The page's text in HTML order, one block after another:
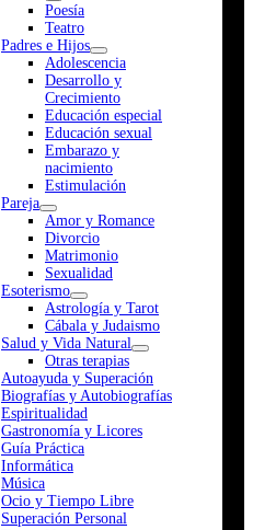
Poesía
Teatro
Padres e Hijos
Adolescencia
Desarrollo y
Crecimiento
Educación especial
Educación sexual
Embarazo y
nacimiento
Estimulación
Pareja
Amor y Romance
Divorcio
Matrimonio
Sexualidad
Esoterismo
Astrología y Tarot
Cábala y Judaismo
Salud y Vida Natural
Otras terapias
Autoayuda y Superación
Biografías y Autobiografías
Espiritualidad
Gastronomía y Licores
Guía Práctica
Informática
Música
Ocio y Tiempo Libre
Superación Personal